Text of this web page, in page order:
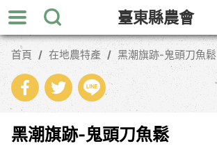
跳
到
主
內
臺東縣農會
首頁 在地農特產 黑潮旗跡-鬼頭刀魚鬆
黑潮旗跡-鬼頭刀魚鬆